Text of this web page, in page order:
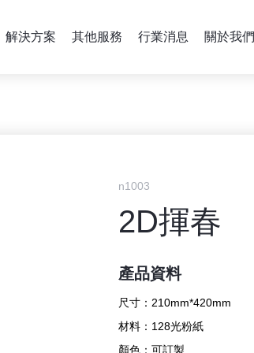
解決方案 其他服務 行業消息 關於我們
n1003
2D揮春
產品資料
尺寸： 210mm*420mm
材料： 128光粉紙
顏色：可訂製